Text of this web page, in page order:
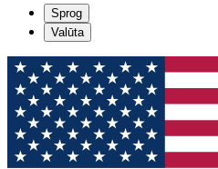
Sprog
Valūta